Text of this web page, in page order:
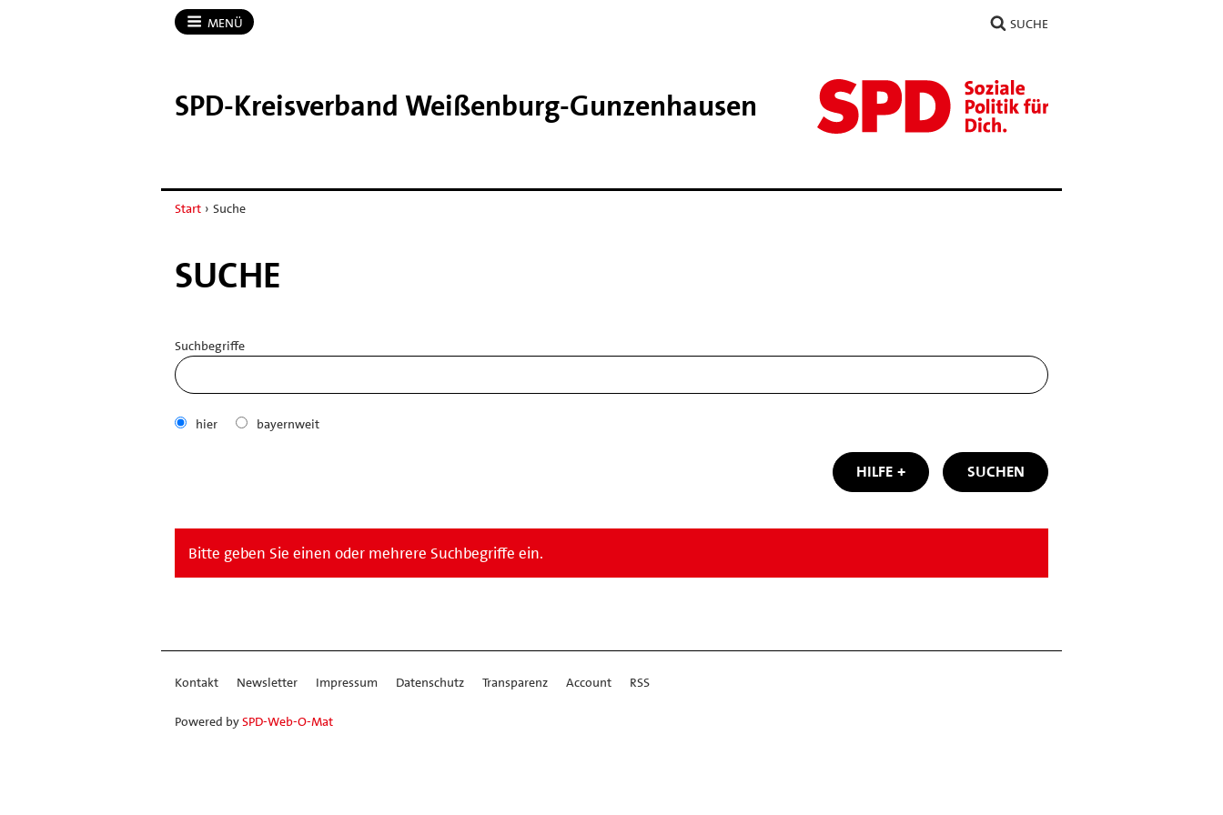
MENÜ SUCHE
SPD-​Kreisverband Weißenburg-​Gunzenhausen
Start › Suche
SUCHE
Suchbegriffe
hier bayernweit
HILFE SUCHEN
Bitte geben Sie einen oder mehrere Suchbegriffe ein.
Kontakt Newsletter Impressum Datenschutz Transparenz Account RSS
Powered bySPD-Web-O-Mat